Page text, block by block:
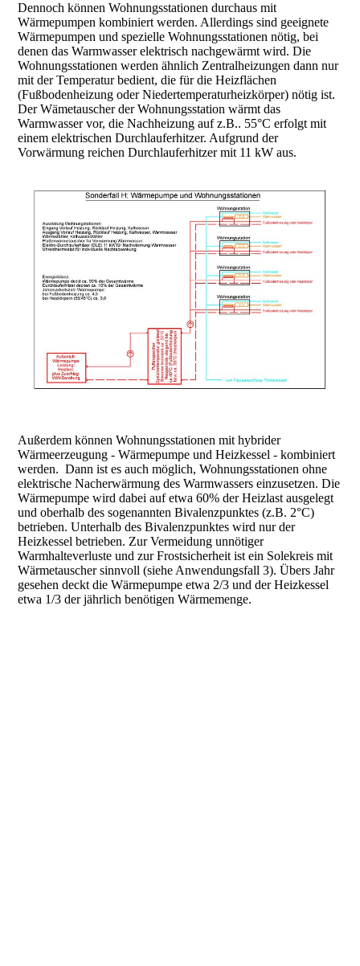
Dennoch können Wohnungsstationen durchaus mit
Wärmepumpen kombiniert werden. Allerdings sind geeignete
Wärmepumpen und spezielle Wohnungsstationen nötig, bei
denen das Warmwasser elektrisch nachgewärmt wird. Die
Wohnungsstationen werden ähnlich Zentralheizungen dann nur
mit der Temperatur bedient, die für die Heizflächen
(Fußbodenheizung oder Niedertemperaturheizkörper) nötig ist.
Der Wämetauscher der Wohnungsstation wärmt das
Warmwasser vor, die Nachheizung auf z.B.. 55°C erfolgt mit
einem elektrischen Durchlauferhitzer. Aufgrund der
Vorwärmung reichen Durchlauferhitzer mit 11 kW aus.
Außerdem können Wohnungsstationen mit hybrider
Wärmeerzeugung - Wärmepumpe und Heizkessel - kombiniert
werden. Dann ist es auch möglich, Wohnungsstationen ohne
elektrische Nacherwärmung des Warmwassers einzusetzen. Die
Wärmepumpe wird dabei auf etwa 60% der Heizlast ausgelegt
und oberhalb des sogenannten Bivalenzpunktes (z.B. 2°C)
betrieben. Unterhalb des Bivalenzpunktes wird nur der
Heizkessel betrieben. Zur Vermeidung unnötiger
Warmhalteverluste und zur Frostsicherheit ist ein Solekreis mit
Wärmetauscher sinnvoll (siehe Anwendungsfall 3). Übers Jahr
gesehen deckt die Wärmepumpe etwa 2/3 und der Heizkessel
etwa 1/3 der jährlich benötigen Wärmemenge.